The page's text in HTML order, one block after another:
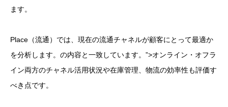
ます。
Place（流通）では、現在の流通チャネルが顧客にとって最適か
を分析します。の内容と一致しています。”>オンライン・オフラ
イン両方のチャネル活用状況や在庫管理、物流の効率性も評価す
べき点です。